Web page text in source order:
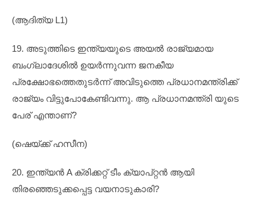
(ആദിത്യ L1)
19. അടുത്തിടെ ഇന്ത്യയുടെ അയൽ രാജ്യമായ
ബംഗ്ലാദേശിൽ ഉയർന്നുവന്ന ജനകീയ
പ്രക്ഷോഭത്തെതുടർന്ന് അവിടുത്തെ പ്രധാനമന്ത്രിക്ക്
രാജ്യം വിട്ടുപോകേണ്ടിവന്നു. ആ പ്രധാനമന്ത്രി യുടെ
പേര് എന്താണ്?
(ഷെയ്ക്ക് ഹസീന)
20. ഇന്ത്യൻ A ക്രിക്കറ്റ് ടീം ക്യാപ്റ്റൻ ആയി
തിരഞ്ഞെടുക്കപ്പെട്ട വയനാടുകാരി?